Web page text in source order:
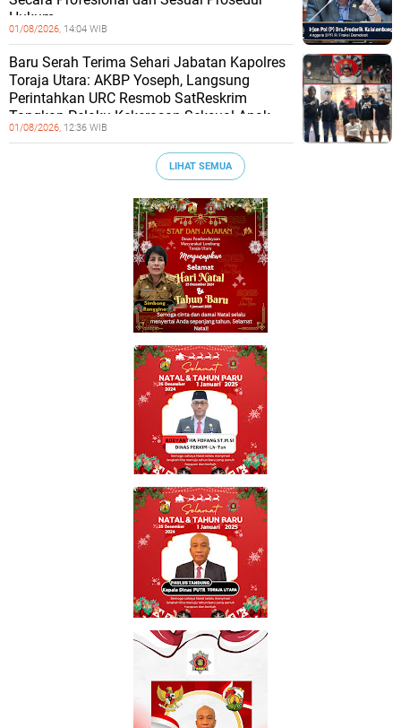
Hukum
01/08/2026, 14:04 WIB
Baru Serah Terima Sehari Jabatan Kapolres
Toraja Utara: AKBP Yoseph, Langsung
Perintahkan URC Resmob SatReskrim
Tangkap Pelaku Kekerasan Seksual Anak
01/08/2026, 12:36 WIB
LIHAT SEMUA